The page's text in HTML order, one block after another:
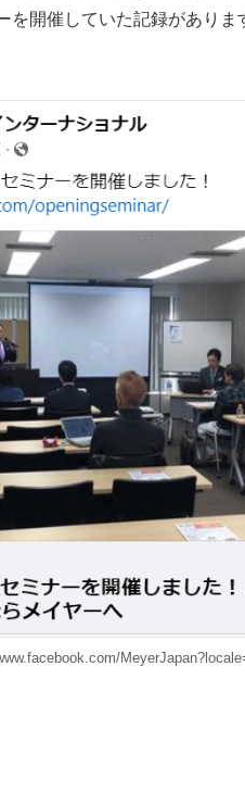
を開催していた記録があり